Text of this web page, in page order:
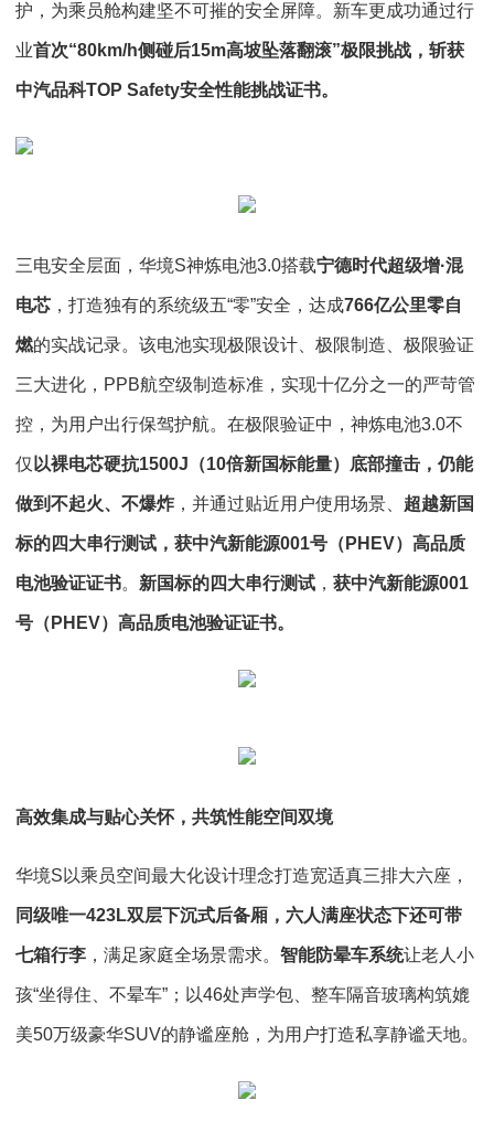
护，为乘员舱构建坚不可摧的安全屏障。新车更成功通过行
业首次“80km/h侧碰后15m高坡坠落翻滚”极限挑战，斩获
中汽品科TOP Safety安全性能挑战证书。
三电安全层面，华境S神炼电池3.0搭载宁德时代超级增·混
电芯 ，打造独有的系统级五“零”安全，达成766亿公里零自
燃的实战记录。该电池实现极限设计、极限制造、极限验证
三大进化，PPB航空级制造标准，实现十亿分之一的严苛管
控，为用户出行保驾护航。在极限验证中，神炼电池3.0不
仅 以裸电芯硬抗1500J（10倍新国标能量）底部撞击，仍能
做到不起火、不爆炸，并通过贴近用户使用场景、 超越新国
标的四大串行测试，获中汽新能源001号（PHEV）高品质
电池验证证书。 新国标的四大串行测试 ， 获中汽新能源001
号（PHEV）高品质电池验证证书。
高效集成与贴心关怀，共筑性能空间双境
华境S以乘员空间最大化设计理念打造宽适真三排大六座，
同级唯一423L双层下沉式后备厢，六人满座状态下还可带
七箱行李 ，满足家庭全场景需求。 智能防晕车系统让老人小
孩“坐得住、不晕车”；以46处声学包、整车隔音玻璃构筑媲
美50万级豪华SUV的静谧座舱，为用户打造私享静谧天地。